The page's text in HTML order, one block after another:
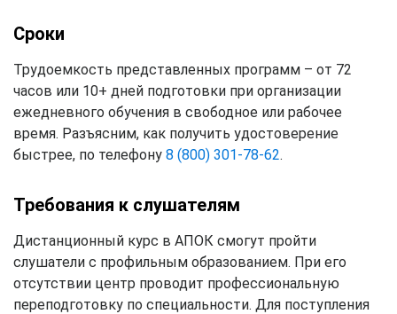
Сроки
Трудоемкость представленных программ – от 72
часов или 10+ дней подготовки при организации
ежедневного обучения в свободное или рабочее
время. Разъясним, как получить удостоверение
быстрее, по телефону 8 (800) 301-78-62.
Требования к слушателям
Дистанционный курс в АПОК смогут пройти
слушатели с профильным образованием. При его
отсутствии центр проводит профессиональную
переподготовку по специальности. Для поступления